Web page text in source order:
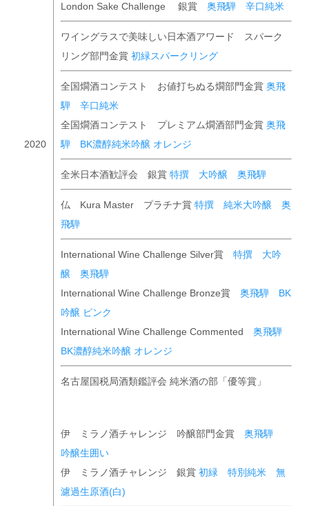
2020
London Sake Challenge 銀賞 奥飛騨 辛口純米
ワイングラスで美味しい日本酒アワード スパーク
リング部門金賞 初緑スパークリング
全国燗酒コンテスト お値打ちぬる燗部門金賞 奥飛
騨 辛口純米
全国燗酒コンテスト プレミアム燗酒部門金賞 奥飛
騨 BK濃醇純米吟醸 オレンジ
全米日本酒歓評会 銀賞 特撰 大吟醸 奥飛騨
仏 Kura Master プラチナ賞 特撰 純米大吟醸 奥
飛騨
International Wine Challenge Silver賞 特撰 大吟
醸 奥飛騨
International Wine Challenge Bronze賞 奥飛騨 BK
吟醸 ピンク
International Wine Challenge Commented 奥飛騨
BK濃醇純米吟醸 オレンジ
名古屋国税局酒類鑑評会 純米酒の部「優等賞」
伊 ミラノ酒チャレンジ 吟醸部門金賞 奥飛騨
吟醸生囲い
伊 ミラノ酒チャレンジ 銀賞 初緑 特別純米 無
濾過生原酒(白)